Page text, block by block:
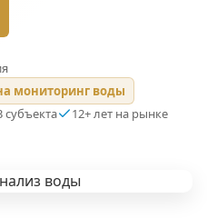
мониторинг воды
субъекта
12+ лет на рынке